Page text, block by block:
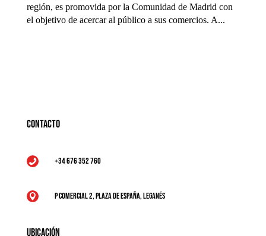
región, es promovida por la Comunidad de Madrid con
el objetivo de acercar al público a sus comercios. A...
Contacto
 +34 676 352 760
 P Comercial 2, Plaza de España, Leganés
Ubicación